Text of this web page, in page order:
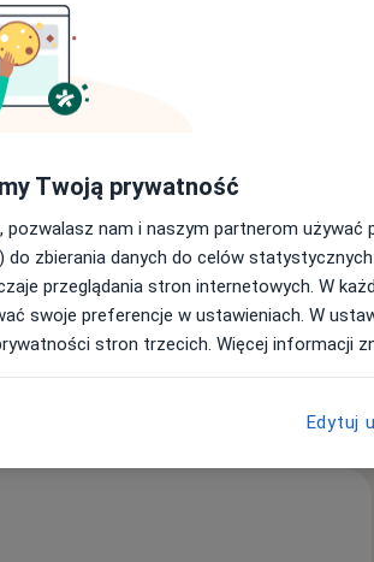
Akademii Medycznej w
i drugi stopień specjalizacji w
naukowy doktora. Po 10 latach
kontynuuje działalność naukowo-
Uniwersytetu Medycznego. W
habilitowanego. Równocześnie
wątroby oraz udziela konsultacji z
Twoją prywatność
pozwalasz nam i naszym partnerom używać
do zbierania danych do celów
przeglądania stron internetowych. W
swoje preferencje w ustawieniach. W
stron trzecich. Więcej informacji
Edytuj